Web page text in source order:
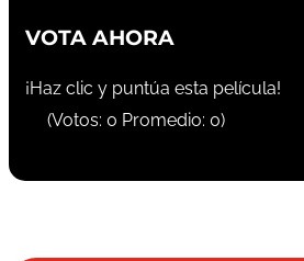
VOTA AHORA
¡Haz clic y puntúa esta película!
(Votos: 0 Promedio: 0)